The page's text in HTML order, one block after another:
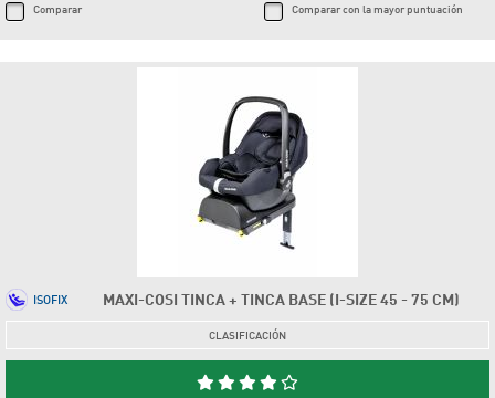
Comparar Comparar con la mayor puntuación
MAXI-COSI TINCA + TINCA BASE (I-SIZE 45 - 75 CM)
ISOFIX
CLASIFICACIÓN